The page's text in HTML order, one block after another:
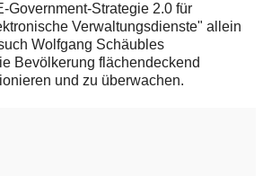
Government-Strategie 2.0 für
Verwaltungsdienste" allein
Wolfgang Schäubles
Bevölkerung flächendeckend
und zu überwachen.